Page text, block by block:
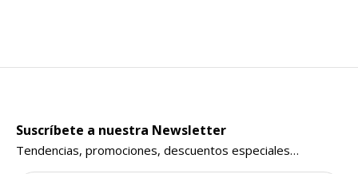
Suscríbete a nuestra Newsletter
Tendencias, promociones, descuentos especiales…